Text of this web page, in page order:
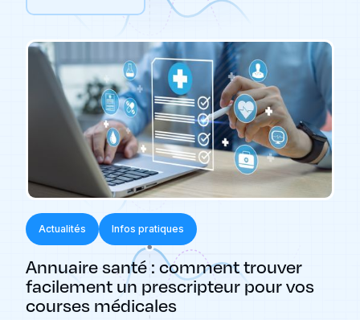
Actualités Infos pratiques
Annuaire santé : comment trouver
facilement un prescripteur pour vos
courses médicales